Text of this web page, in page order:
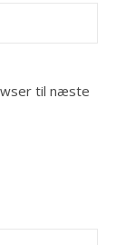
til næste